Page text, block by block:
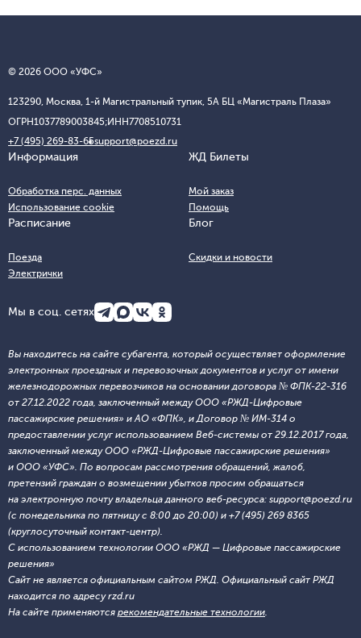
© 2026 ООО «УФС»
123290, Москва, 1-й Магистральный тупик, 5А БЦ «Магистраль Плаза»
ОГРН1037789003845;ИНН7708510731
+7 (495) 269-83-65support@poezd.ru
Информация
Обработка перс. данных
Использование cookie
ЖД Билеты
Мой заказ
Помощь
Расписание
Поезда
Электрички
Блог
Скидки и новости
Мы в соц. сетях
Вы находитесь на сайте субагента, который осуществляет оформление
электронных проездных и перевозочных документов и услуг от имени
железнодорожных перевозчиков на основании договора № ФПК-22-316
от 27.12.2022 года, заключенный между ООО «РЖД-Цифровые
пассажирские решения» и АО «ФПК», и Договор № ИМ-314 о
предоставлении услуг использованием Веб-системы от 29.12.2017 года,
заключенный между ООО «РЖД-Цифровые пассажирские решения»
и ООО «УФС». По вопросам рассмотрения обращений, жалоб,
претензий граждан о возмещении убытков просим обращаться
на электронную почту владельца данного веб-ресурса: support@poezd.ru
(с понедельника по пятницу с 8:00 до 20:00) и +7 (495) 269 8365
(круглосуточный контакт-центр).
С использованием технологии ООО «РЖД — Цифровые пассажирские
решения»
Сайт не является официальным сайтом РЖД. Официальный сайт РЖД
находится по адресу rzd.ru
На сайте применяются рекомендательные технологии.